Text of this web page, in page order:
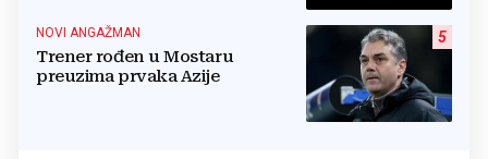
5
NOVI ANGAŽMAN
Trener rođen u Mostaru
preuzima prvaka Azije